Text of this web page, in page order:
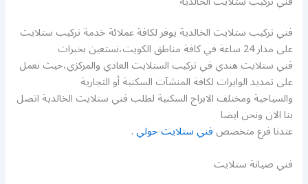
فني تركيب ستلايت الخالدية يوفر لكافة عملائة خدمة تركيب ستلايت
على مدار 24 ساعة في كافة مناطق الكويت،نستعين بخبرات
فني ستلايت هندي في تركيب الستلايت العادي والمركزي،حيث نعمل
على تمديد الوايرات لكافة المنشآت السكنية أو التجارية
والسياحية ومختلف الابراج السكنية لطلب فني ستلايت الخالدية اتصل
بنا الان ونحن ايضا
عتدنا فرع متخصصفني ستلايت حولي.
فني صيانة ستلايت